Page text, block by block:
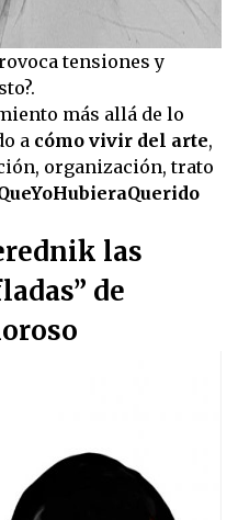
tensiones y
más allá de lo
a cómo vivir del arte,
organización, trato
las
de